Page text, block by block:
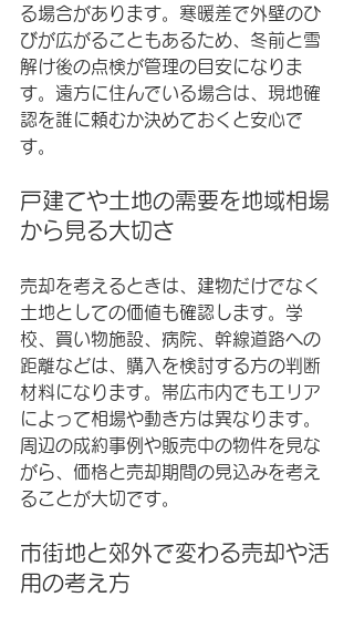
る場合があります。寒暖差で外壁のひ
びが広がることもあるため、冬前と雪
解け後の点検が管理の目安になりま
す。遠方に住んでいる場合は、現地確
認を誰に頼むか決めておくと安心で
す。
戸建てや土地の需要を地域相場
から見る大切さ
売却を考えるときは、建物だけでなく
土地としての価値も確認します。学
校、買い物施設、病院、幹線道路への
距離などは、購入を検討する方の判断
材料になります。帯広市内でもエリア
によって相場や動き方は異なります。
周辺の成約事例や販売中の物件を見な
がら、価格と売却期間の見込みを考え
ることが大切です。
市街地と郊外で変わる売却や活
用の考え方